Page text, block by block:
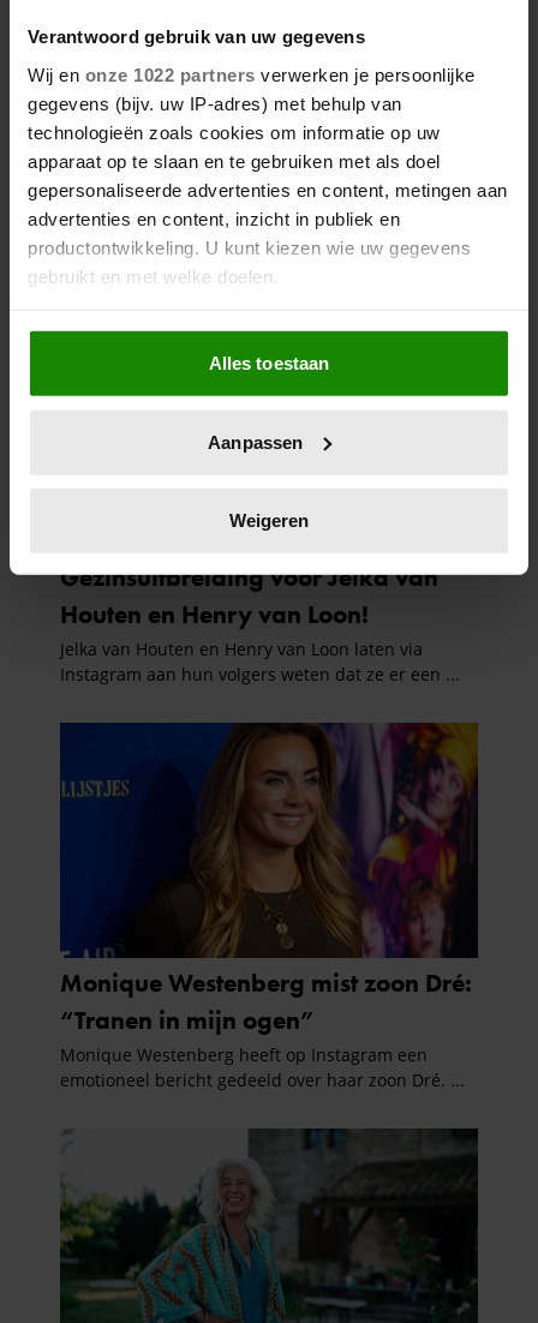
Verantwoord gebruik van uw gegevens
Wij en onze 1022 partners verwerken je persoonlijke
gegevens (bijv. uw IP-adres) met behulp van
technologieën zoals cookies om informatie op uw
apparaat op te slaan en te gebruiken met als doel
gepersonaliseerde advertenties en content, metingen aan
advertenties en content, inzicht in publiek en
productontwikkeling. U kunt kiezen wie uw gegevens
gebruikt en met welke doelen.
Als u het toestaat, willen we ook graag:
Informatie verzamelen over uw geografische
locatie, die tot een paar meter nauwkeurig kan zijn
scannen op specifieke eigenschappen (fingerprinting)
verwerkt en stel uw voorkeuren in het
intrekken in de Cookieverklaring.
We gebruiken cookies om content en advertenties te
personaliseren, om functies voor social media te bieden
en om ons websiteverkeer te analyseren. Ook delen we
partners voor social media, adverteren en analyse. Deze
partners kunnen deze gegevens combineren met andere
informatie die u aan ze heeft verstrekt of die ze hebben
verzameld op basis van uw gebruik van hun services. U
gaat akkoord met onze cookies als u onze website blijft
Alles toestaan
Aanpassen
Weigeren